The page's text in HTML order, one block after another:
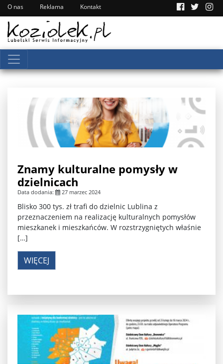
O nas Reklama Kontakt
Znamy kulturalne pomysły w
dzielnicach
Data dodania: 27 marzec 2024
Blisko 300 tys. zł trafi do dzielnic Lublina z
przeznaczeniem na realizację kulturalnych pomysłów
mieszkanek i mieszkańców. W rozstrzygniętych właśnie
[…]
WIĘCEJ